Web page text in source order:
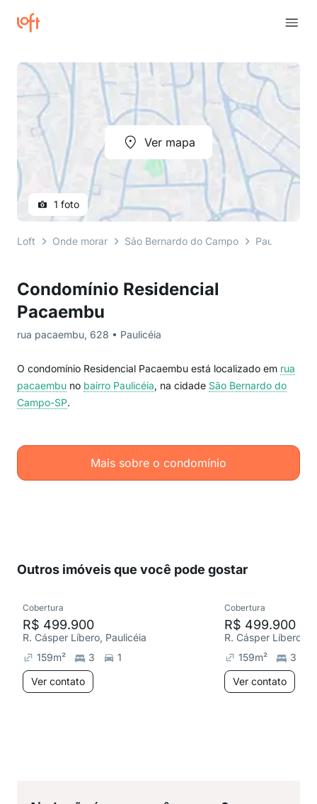
Condomínio Residencial
Pacaembu
rua pacaembu, 628 • Paulicéia
O condomínio Residencial Pacaembu está localizado em rua
pacaembu no bairro Paulicéia, na cidade São Bernardo do
Campo-SP.
Mais sobre o condomínio
Ver mapa
1 foto
Loft Onde morar São Bernardo do Campo Paulicéia
Outros imóveis que você pode gostar
Cobertura
R$ 499.900
R. Cásper Líbero, Paulicéia
159m² 3
1
Ver contato
Cobertura
R$ 499.900
R. Cásper Líbero,
159m²
3
Ver contato